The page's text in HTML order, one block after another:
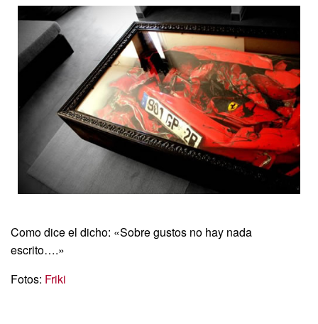
Como dice el dicho: «Sobre gustos no hay nada
escrito….»
Fotos: Friki